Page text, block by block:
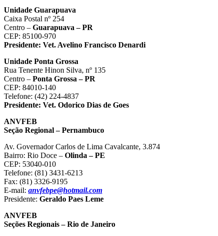
Unidade Guarapuava
Caixa Postal nº 254
Centro – Guarapuava – PR
CEP: 85100-970
Presidente: Vet. Avelino Francisco Denardi
Unidade Ponta Grossa
Rua Tenente Hinon Silva, nº 135
Centro – Ponta Grossa – PR
CEP: 84010-140
Telefone: (42) 224-4837
Presidente: Vet. Odorico Dias de Goes
ANVFEB
Seção Regional – Pernambuco
Av. Governador Carlos de Lima Cavalcante, 3.874
Bairro: Rio Doce – Olinda – PE
CEP: 53040-010
Telefone: (81) 3431-6213
Fax: (81) 3326-9195
E-mail: anvfebpe@hotmail.com
Presidente: Geraldo Paes Leme
ANVFEB
Seções Regionais – Rio de Janeiro